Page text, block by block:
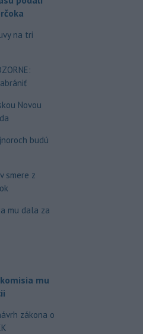
na tri
Novou
budú
smere z
mu dala za
mu
zákona o